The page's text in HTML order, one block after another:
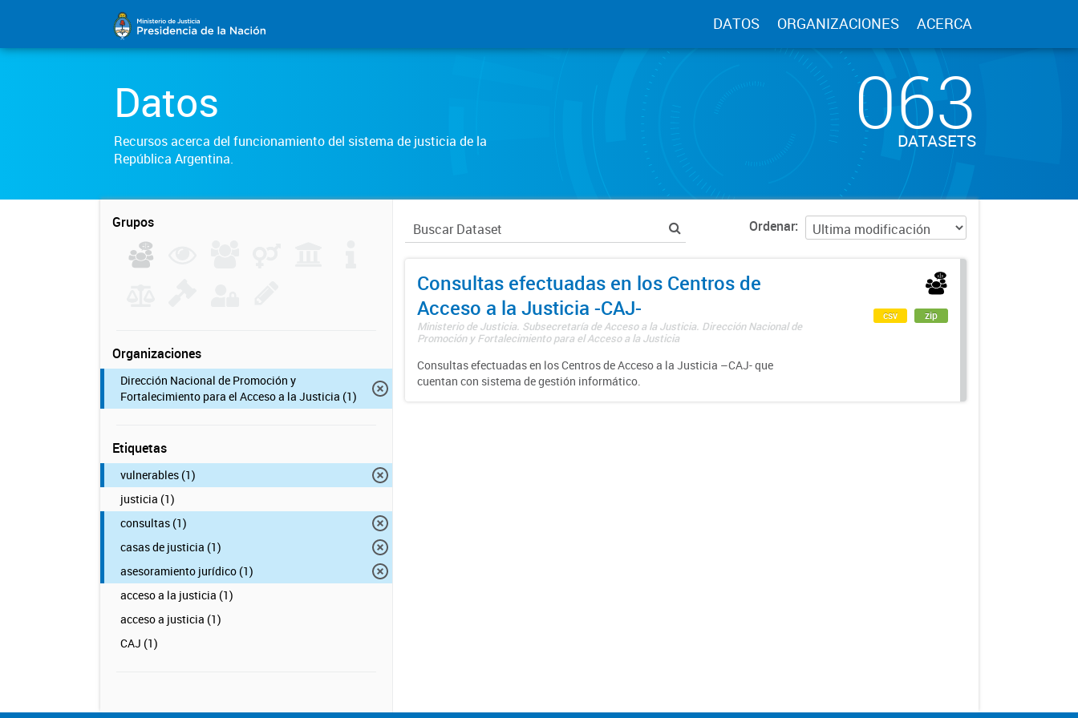
DATOS ORGANIZACIONES ACERCA
Datos
Recursos acerca del funcionamiento del sistema de justicia de la
República Argentina.
063
DATASETS
Grupos
Organizaciones
Dirección Nacional de Promoción y
Fortalecimiento para el Acceso a la Justicia (1)
Etiquetas
vulnerables (1)
justicia (1)
consultas (1)
casas de justicia (1)
asesoramiento jurídico (1)
acceso a la justicia (1)
acceso a justicia (1)
CAJ (1)
Ordenar
Consultas efectuadas en los Centros de
Acceso a la Justicia -CAJ-
Ministerio de Justicia. Subsecretaría de Acceso a la Justicia. Dirección Nacional de
Promoción y Fortalecimiento para el Acceso a la Justicia
Consultas efectuadas en los Centros de Acceso a la Justicia –CAJ- que
cuentan con sistema de gestión informático.
csv zip